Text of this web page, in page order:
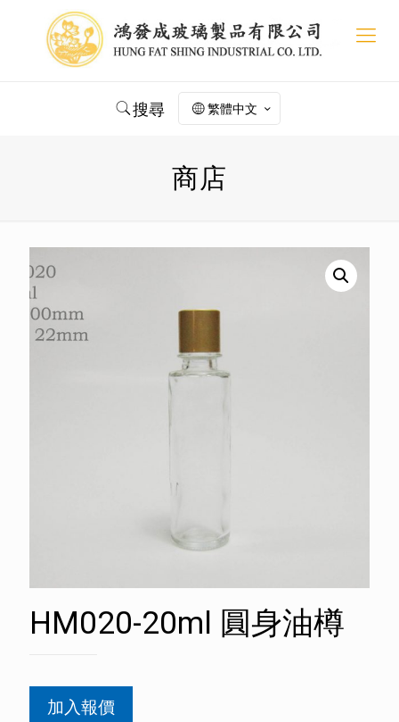
搜尋 繁體中文
商店
HM020-20ml 圓身油樽
加入報價